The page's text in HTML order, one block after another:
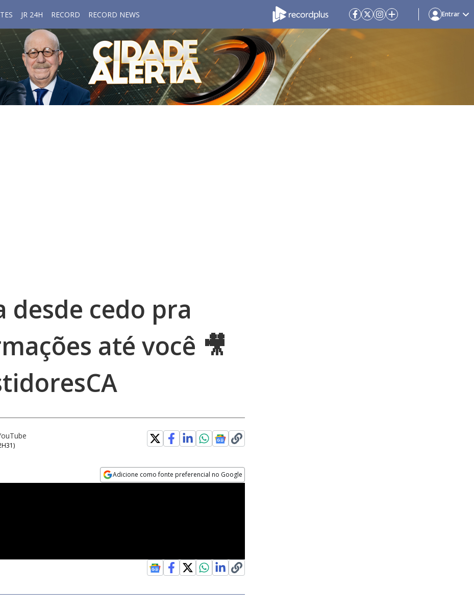
JR 24H RECORD RECORD NEWS Entrar
desde cedo pra
até você 🎥
)
Adicione como fonte preferencial no Google